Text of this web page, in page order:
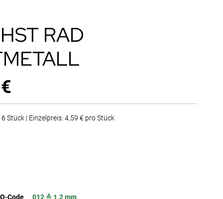
RAD
Stück | Einzelpreis: 4,59 € pro Stück
Code 012 ≙ 1,2 mm